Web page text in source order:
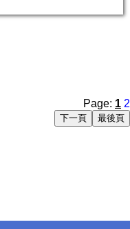
Page: 1 2